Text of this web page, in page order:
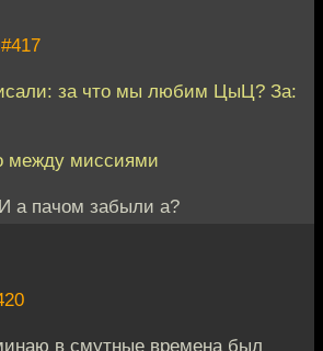
#417
за что мы любим ЦыЦ? За:
между миссиями
пачом забыли а?
в смутные времена был